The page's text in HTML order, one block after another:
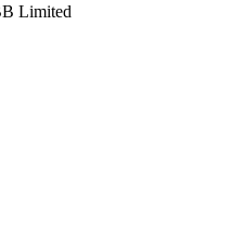
Limited